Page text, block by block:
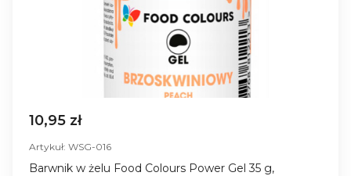
10,95 zł
Artykuł: WSG-016
Barwnik w żelu Food Colours Power Gel 35 g,